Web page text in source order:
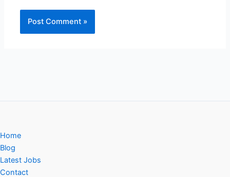
Home
Blog
Latest Jobs
Contact